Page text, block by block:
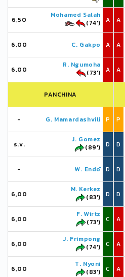
6,50
Mohamed Salah
(74')
A
6,00 C. Gakpo A
6,00
R. Ngumoha
(73')
A
PANCHINA
- G. Mamardashvili P
s.v.
J. Gomez
(89')
D
- W. Endō D
6,00
M. Kerkez
(83')
D
6,00
F. Wirtz
(73')
C
6,00
J. Frimpong
(74')
C
6,00
T. Nyoni
(83')
C
A
A
A
P
D
D
D
A
A
A